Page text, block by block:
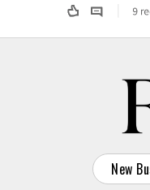
New